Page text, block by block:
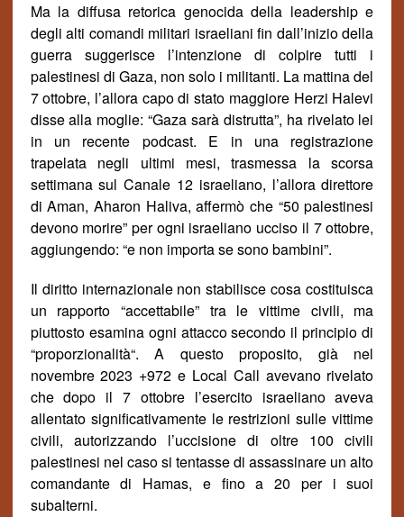
Ma la diffusa retorica genocida della leadership e
degli alti comandi militari israeliani fin dall’inizio della
guerra suggerisce l’intenzione di colpire tutti i
palestinesi di Gaza, non solo i militanti. La mattina del
7 ottobre, l’allora capo di stato maggiore Herzi Halevi
disse alla moglie: “Gaza sarà distrutta”, ha rivelato lei
in un recente podcast. E in una registrazione
trapelata negli ultimi mesi, trasmessa la scorsa
settimana sul Canale 12 israeliano, l’allora direttore
di Aman, Aharon Haliva, affermò che “50 palestinesi
devono morire” per ogni israeliano ucciso il 7 ottobre,
aggiungendo: “e non importa se sono bambini”.
Il diritto internazionale non stabilisce cosa costituisca
un rapporto “accettabile” tra le vittime civili, ma
piuttosto esamina ogni attacco secondo il principio di
“proporzionalità“. A questo proposito, già nel
novembre 2023 +972 e Local Call avevano rivelato
che dopo il 7 ottobre l’esercito israeliano aveva
allentato significativamente le restrizioni sulle vittime
civili, autorizzando l’uccisione di oltre 100 civili
palestinesi nel caso si tentasse di assassinare un alto
comandante di Hamas, e fino a 20 per i suoi
subalterni.